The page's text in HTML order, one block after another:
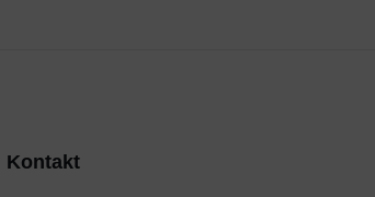
Kontakt